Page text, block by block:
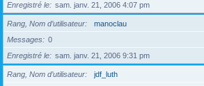
Enregistré le
sam. janv. 21, 2006 4:07 pm
Rang, Nom d’utilisateur
manoclau
Messages
0
Enregistré le
sam. janv. 21, 2006 9:31 pm
Rang, Nom d’utilisateur
jdf_luth